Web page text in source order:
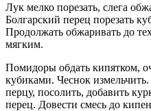
Лук мелко порезать, слега
Болгарский перец порезать
Продолжать обжаривать до
мягким.
Помидоры обдать кипятком,
кубиками. Чеснок
перцу, посолить, добавить
перец. Довести смесь до